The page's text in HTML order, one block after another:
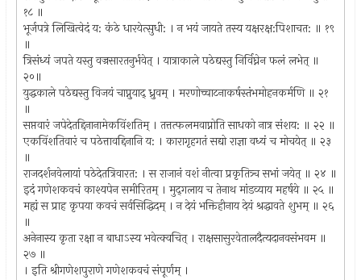
१८ ॥
भूर्जपत्रे लिखित्वेदं य: कंठे धारयेत्सुधी: । न भयं जायते तस्य यक्षरक्ष:पिशाचत: ॥ १९
॥
त्रिसंध्यं जपते यस्तु वज्रसारतनुर्भवेत् । यात्राकाले पठेद्यस्तु निर्विघ्नेन फलं लभेत् ॥
२०॥
युद्धकाले पठेद्यस्तु विजयं चाप्नुयाद् ध्रुवम् । मरणोच्चाटनाकर्षस्तंभमोहनकर्मणि ॥ २१
॥
सप्तवारं जपेदेतद्दिनानामेकविंशतिम् । तत्तत्फलमवाप्नोति साधको नात्र संशय: ॥ २२ ॥
एकविंशतिवारं च पठेत्तावद्दिनानि य: । कारागृहगतं सद्यो राज्ञा वध्यं च मोचयेत् ॥ २३
॥
राजदर्शनवेलायां पठेदेतत्रिवारत: । स राजानं वशं नीत्वा प्रकृतित्र्च सभां जयेत् ॥ २४ ॥
इदं गणेशकवचं काश्यपेन समीरितम् । मुद्‍गलाय च तेनाथ मांडव्याय महर्षये ॥ २५ ॥
मह्यं स प्राह कृपया कवचं सर्वसिद्धिदम् । न देयं भक्तिहीनाय देयं श्रद्धावते शुभम् ॥ २६
॥
अनेनास्य कृता रक्षा न बाधाऽस्य भवेत्क्वचित् । राक्षसासुरवेतालदैत्यदानवसंभवम ॥
२७ ॥
। इति श्रीगणेशपुराणे गणेशकवचं संपूर्णम् ।